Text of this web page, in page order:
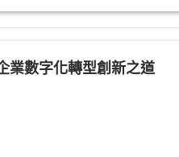
業數字化轉型創新之道